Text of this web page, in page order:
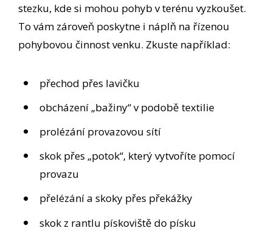
stezku, kde si mohou pohyb v terénu vyzkoušet.
To vám zároveň poskytne i náplň na řízenou
pohybovou činnost venku. Zkuste například:
přechod přes lavičku
obcházení „bažiny“ v podobě textilie
prolézání provazovou sítí
skok přes „potok“, který vytvoříte pomocí
provazu
přelézání a skoky přes překážky
skok z rantlu pískoviště do písku